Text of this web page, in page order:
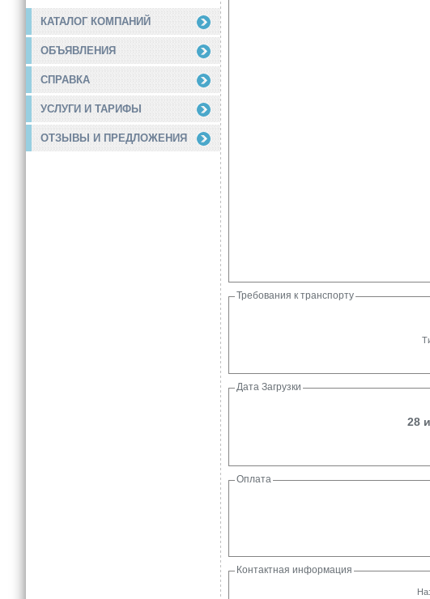
КАТАЛОГ КОМПАНИЙ
ОБЪЯВЛЕНИЯ
СПРАВКА
УСЛУГИ И ТАРИФЫ
ОТЗЫВЫ И ПРЕДЛОЖЕНИЯ
Требования к транспорту
Дата Загрузки
28
Оплата
Контактная информация